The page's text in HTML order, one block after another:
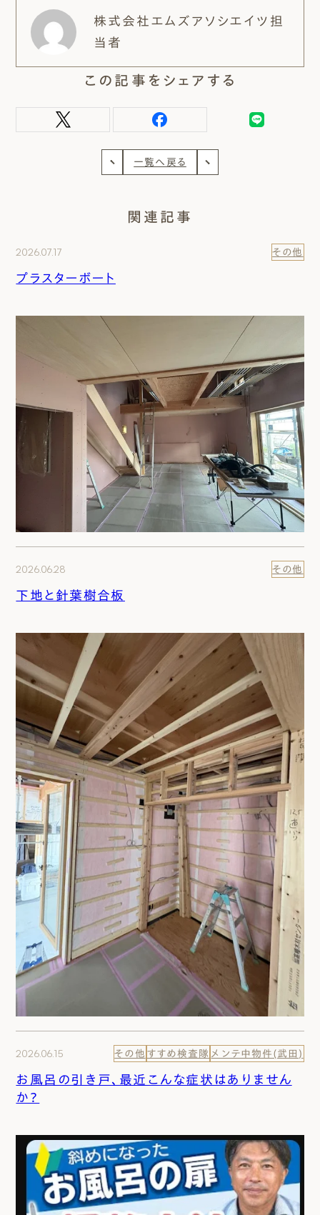
株式会社エムズアソシエイツ担
当者
この記事をシェアする
一覧へ戻る
関連記事
2026.07.17 その他
プラスターボート
2026.06.28 その他
下地と針葉樹合板
2026.06.15 その他 すすめ検査隊 メンテ中物件(武田)
お風呂の引き戸、最近こんな症状はありません
か？